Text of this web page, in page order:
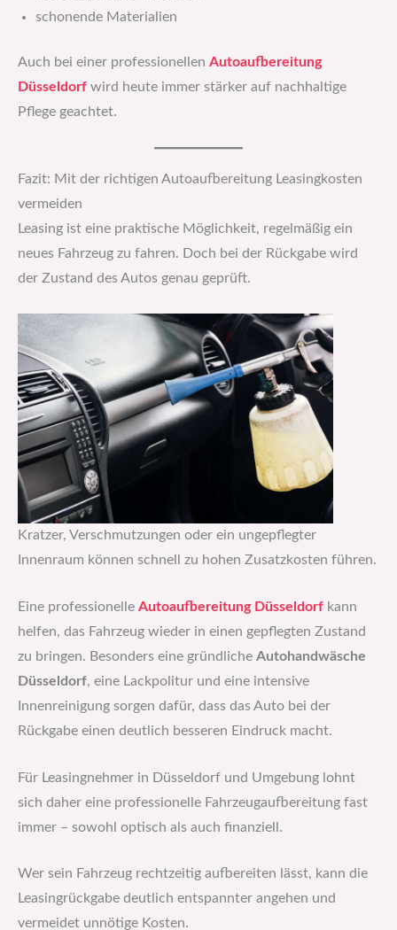
schonende Materialien
Auch bei einer professionellen Autoaufbereitung
Düsseldorf wird heute immer stärker auf nachhaltige
Pflege geachtet.
Fazit: Mit der richtigen Autoaufbereitung Leasingkosten
vermeiden
Leasing ist eine praktische Möglichkeit, regelmäßig ein
neues Fahrzeug zu fahren. Doch bei der Rückgabe wird
der Zustand des Autos genau geprüft.
Kratzer, Verschmutzungen oder ein ungepflegter
Innenraum können schnell zu hohen Zusatzkosten führen.
Eine professionelle Autoaufbereitung Düsseldorf kann
helfen, das Fahrzeug wieder in einen gepflegten Zustand
zu bringen. Besonders eine gründliche Autohandwäsche
Düsseldorf, eine Lackpolitur und eine intensive
Innenreinigung sorgen dafür, dass das Auto bei der
Rückgabe einen deutlich besseren Eindruck macht.
Für Leasingnehmer in Düsseldorf und Umgebung lohnt
sich daher eine professionelle Fahrzeugaufbereitung fast
immer – sowohl optisch als auch finanziell.
Wer sein Fahrzeug rechtzeitig aufbereiten lässt, kann die
Leasingrückgabe deutlich entspannter angehen und
vermeidet unnötige Kosten.